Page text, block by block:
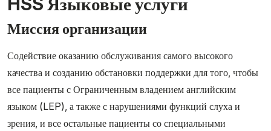
Careers
Why Choose HSS
MyHSS Sign In
Миссия организации
Содействие оказанию обслуживания самого высокого
качества и созданию обстановки поддержки для того, чтобы
все пациенты с Ограниченным владением английским
языком (LEP), а также с нарушениями функций слуха и
зрения, и все остальные пациенты со специальными